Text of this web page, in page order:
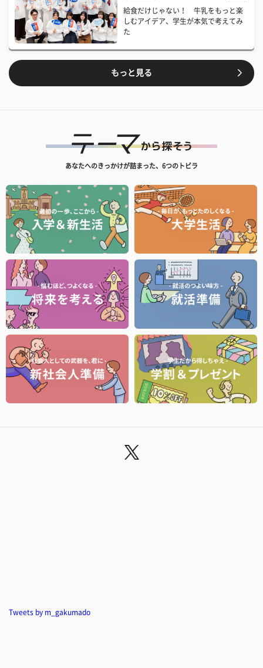
給食だけじゃない！ 牛乳をもっと楽
しむアイデア、学生が本気で考えてみ
た
もっと見る
あなたへのきっかけが詰まった、6つのトビラ
Tweets by m_gakumado